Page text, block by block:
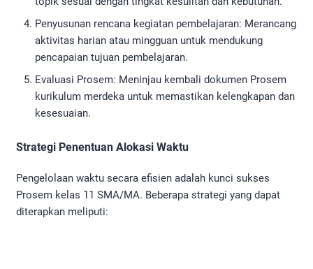
Penyusunan rencana kegiatan pembelajaran: Merancang
aktivitas harian atau mingguan untuk mendukung
pencapaian tujuan pembelajaran.
Evaluasi Prosem: Meninjau kembali dokumen Prosem
kurikulum merdeka untuk memastikan kelengkapan dan
kesesuaian.
Strategi Penentuan Alokasi Waktu
Pengelolaan waktu secara efisien adalah kunci sukses
Prosem kelas 11 SMA/MA. Beberapa strategi yang dapat
diterapkan meliputi: